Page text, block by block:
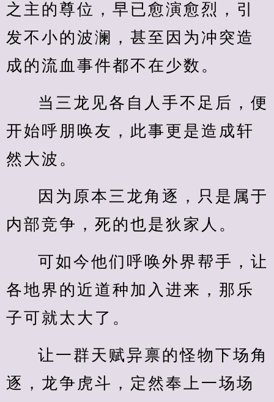
之主的尊位，早已愈演愈烈，引
发不小的波澜，甚至因为冲突造
成的流血事件都不在少数。
当三龙见各自人手不足后，便
开始呼朋唤友，此事更是造成轩
然大波。
因为原本三龙角逐，只是属于
内部竞争，死的也是狄家人。
可如今他们呼唤外界帮手，让
各地界的近道种加入进来，那乐
子可就太大了。
让一群天赋异禀的怪物下场角
逐，龙争虎斗，定然奉上一场场